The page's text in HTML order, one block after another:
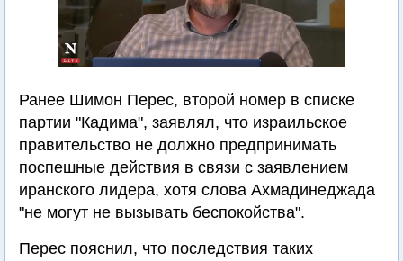
Ранее Шимон Перес, второй номер в списке
партии "Кадима", заявлял, что израильское
правительство не должно предпринимать
поспешные действия в связи с заявлением
иранского лидера, хотя слова Ахмадинеджада
"не могут не вызывать беспокойства".
Перес пояснил, что последствия таких